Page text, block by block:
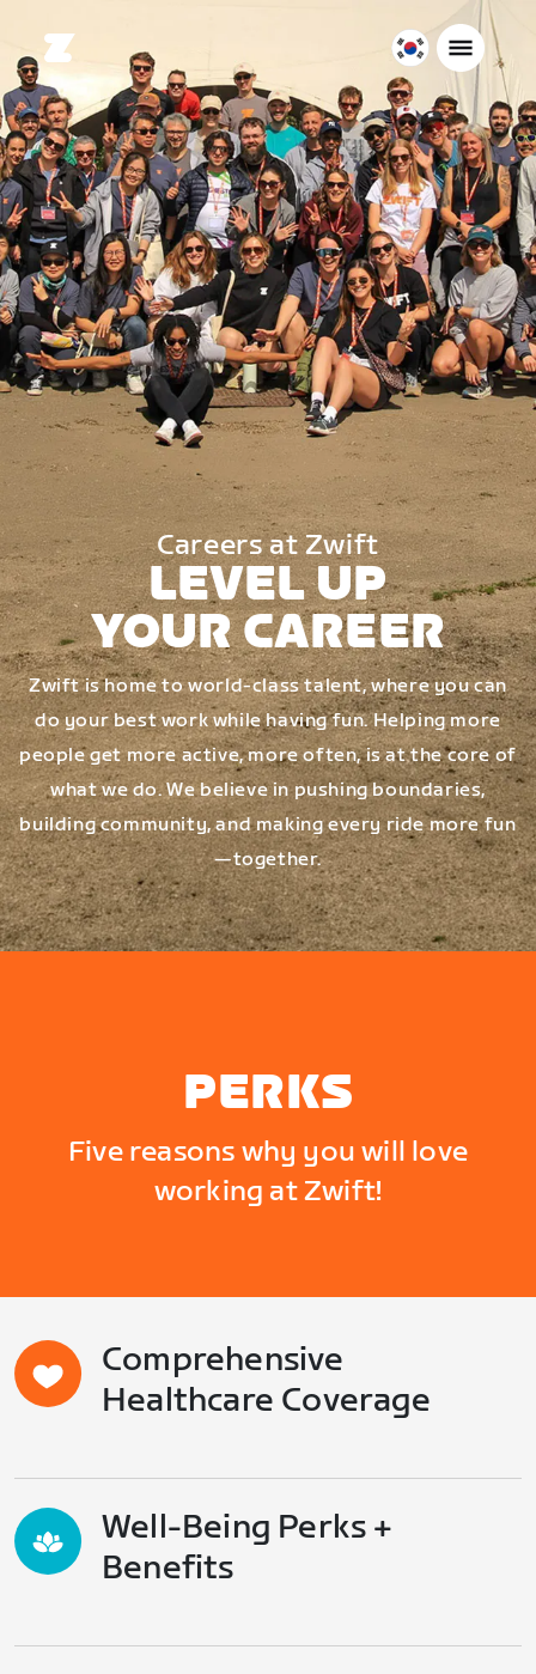
대
한
민
국
한
국
어
Careers at Zwift
LEVEL UP
YOUR CAREER
Zwift is home to world-class talent, where you can
do your best work while having fun. Helping more
people get more active, more often, is at the core of
what we do. We believe in pushing boundaries,
building community, and making every ride more fun
—together.
PERKS
Five reasons why you will love
working at Zwift!
Comprehensive
Healthcare Coverage
Well-Being Perks +
Benefits